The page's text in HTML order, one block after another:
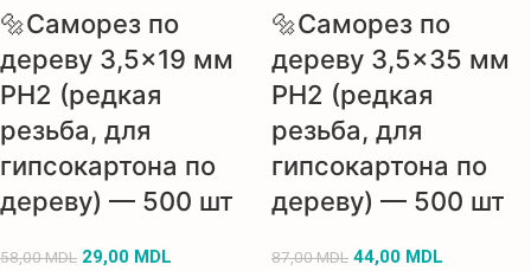
🔩Саморез по
дереву 3,5×19 мм
PH2 (редкая
резьба, для
гипсокартона по
дереву) — 500 шт
58,00MDL 29,00 MDL
🔩Саморез по
дереву 3,5×35 мм
PH2 (редкая
резьба, для
гипсокартона по
дереву) — 500 шт
87,00MDL 44,00 MDL